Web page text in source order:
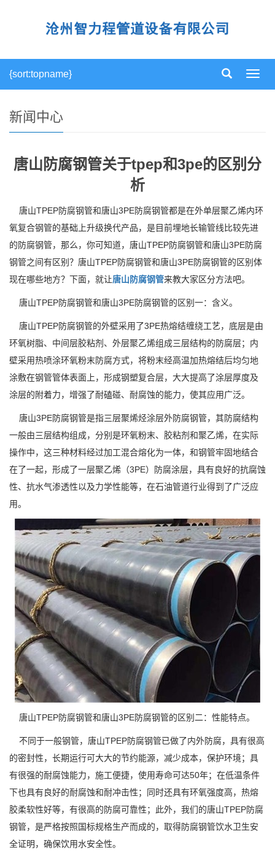
导
{sort:topname}
新闻中心
唐山防腐钢管关于tpep和3pe的区别分
析
唐山TPEP防腐钢管和唐山3PE防腐钢管都是在外单层聚乙烯内环
氧复合钢管的基础上升级换代产品，是目前埋地长输管线比较先进
的防腐钢管，那么，你可知道，唐山TPEP防腐钢管和唐山3PE防腐
钢管之间有区别？唐山TPEP防腐钢管和唐山3PE防腐钢管的区别体
现在哪些地方？下面，就让唐山防腐钢管来教大家区分方法吧。
唐山TPEP防腐钢管和唐山3PE防腐钢管的区别一：含义。
唐山TPEP防腐钢管的外壁采用了3PE热熔结缠绕工艺，底层是由
环氧树脂、中间层胶粘剂、外层聚乙烯组成三层结构的防腐层；内
壁采用热喷涂环氧粉末防腐方式，将粉末经高温加热熔结后均匀地
涂敷在钢管管体表面上，形成钢塑复合层，大大提高了涂层厚度及
涂层的附着力，增强了耐磕碰、耐腐蚀的能力，使其应用广泛。
唐山3PE防腐钢管是指三层聚烯烃涂层外防腐钢管，其防腐结构
一般由三层结构组成，分别是环氧粉末、胶粘剂和聚乙烯，在实际
操作中，这三种材料经过加工混合熔化为一体，和钢管牢固地结合
在了一起，形成了一层聚乙烯（3PE）防腐涂层，具有良好的抗腐蚀
性、抗水气渗透性以及力学性能等，在石油管道行业得到了广泛应
用。
唐山TPEP防腐钢管和唐山3PE防腐钢管的区别二：性能特点。
不同于一般钢管，唐山TPEP防腐钢管已做了内外防腐，具有很高
的密封性，长期运行可大大的节约能源，减少成本，保护环境；具
有很强的耐腐蚀能力，施工便捷，使用寿命可达50年；在低温条件
下也具有良好的耐腐蚀和耐冲击性；同时还具有环氧强度高，热熔
胶柔软性好等，有很高的防腐可靠性；此外，我们的唐山TPEP防腐
钢管，是严格按照国标规格生产而成的，取得防腐钢管饮水卫生安
全证明，确保饮用水安全性。